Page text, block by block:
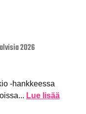
2026
-hankkeessa
Lue lisää